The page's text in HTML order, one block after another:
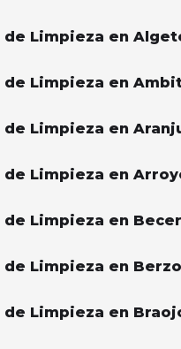
de Limpieza en
de Limpieza en
de Limpieza en
de Limpieza en
de Limpieza en
de Limpieza en
de Limpieza en